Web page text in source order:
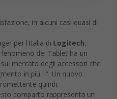
in alcuni casi quasi di
per l’Italia di Logitech,
fenomeno dei Tablet ha un
mercato degli accessori che
in più…”. Un nuovo
quindi.
comparto rappresenta un